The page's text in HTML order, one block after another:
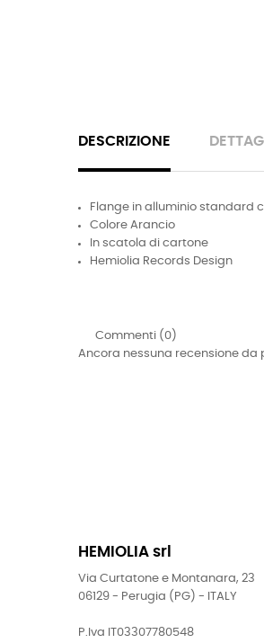
DESCRIZIONE
Flange in alluminio standard
Colore Arancio
In scatola di cartone
Hemiolia Records Design
Commenti (0)
Ancora nessuna recensione da
HEMIOLIA srl
Via Curtatone e Montanara, 23
06129 - Perugia (PG) - ITALY
P.Iva IT03307780548